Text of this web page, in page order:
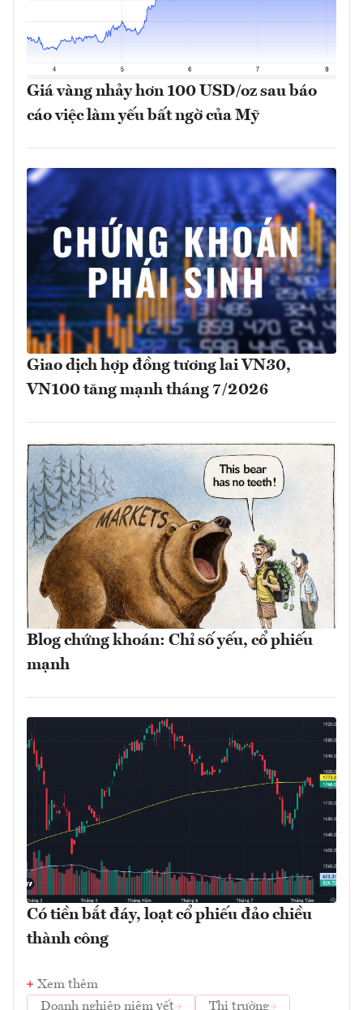
Giá vàng nhảy hơn 100 USD/oz sau báo
cáo việc làm yếu bất ngờ của Mỹ
Giao dịch hợp đồng tương lai VN30,
VN100 tăng mạnh tháng 7/2026
Blog chứng khoán: Chỉ số yếu, cổ phiếu
mạnh
Có tiền bắt đáy, loạt cổ phiếu đảo chiều
thành công
Xem thêm
Doanh nghiệp niêm yết
Thị trường